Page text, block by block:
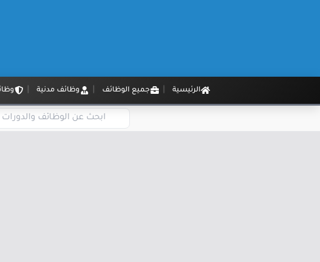
الرئيسية جميع الوظائف وظائف مدنية